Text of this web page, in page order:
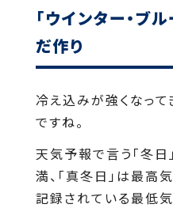
「ウインター・ブ
だ作り
冷え込みが強くなっ
ですね。
天気予報で言う「冬
満、「真冬日」は最
記録されている最低